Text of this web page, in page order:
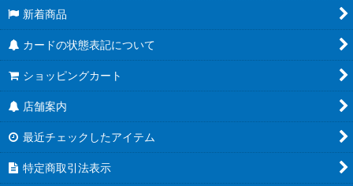
新着商品
カードの状態表記について
ショッピングカート
店舗案内
最近チェックしたアイテム
特定商取引法表示